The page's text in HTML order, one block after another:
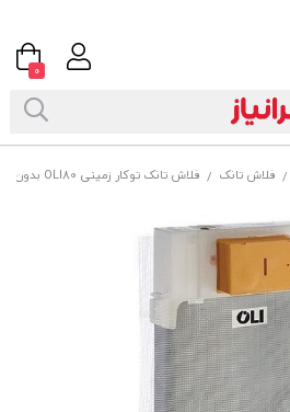
/ فلاش تانک / فلاش تانک توکار زمینی OLI80 بدون فریم
0